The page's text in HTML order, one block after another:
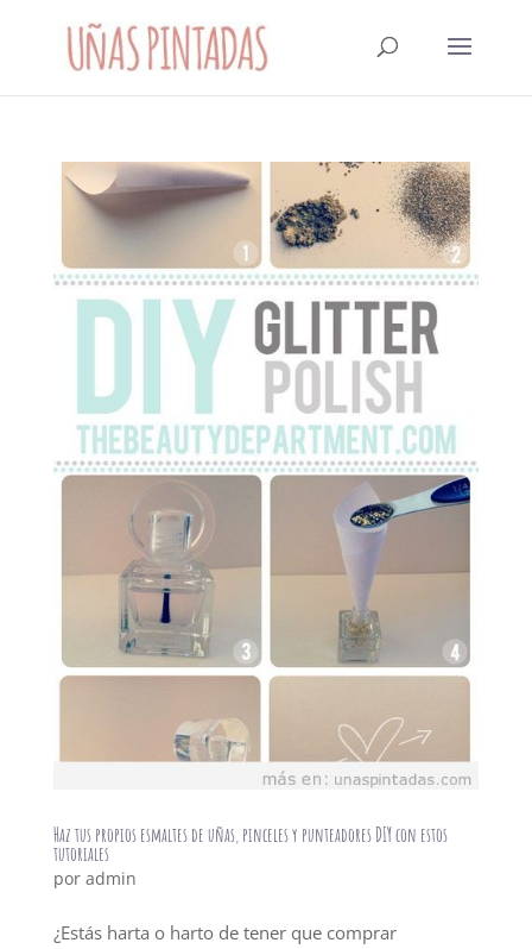
Haz tus propios esmaltes de uñas, pinceles y punteadores DIY con estos
tutoriales
por admin
¿Estás harta o harto de tener que comprar